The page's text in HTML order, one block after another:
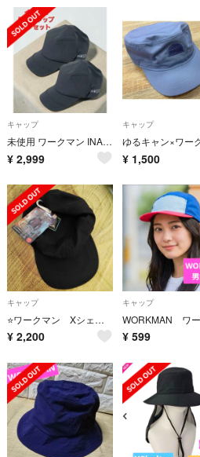
キャップ
未使用 ワークマン INAREM 防水キャップ 黒 2個セット 透湿 即発送
¥ 2,999
キャップ
¥ 1,500
キャップ
⭐️ワークマン Xシェルター ブラック キャップ
¥ 2,200
キャップ
¥ 599